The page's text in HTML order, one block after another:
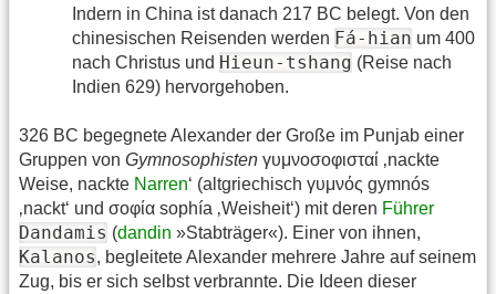
Indern in China ist danach 217 BC belegt. Von den
chinesischen Reisenden werden Fá-hian um 400
nach Christus und Hieun-tshang (Reise nach
Indien 629) hervorgehoben.
326 BC begegnete Alexander der Große im Punjab einer
Gruppen von Gymnosophisten γυμνοσοφισταί ‚nackte
Weise, nackte Narren‘ (altgriechisch γυμνός gymnós
‚nackt‘ und σοφία sophía ‚Weisheit‘) mit deren Führer
Dandamis (dandin »Stabträger«). Einer von ihnen,
Kalanos, begleitete Alexander mehrere Jahre auf seinem
Zug, bis er sich selbst verbrannte. Die Ideen dieser